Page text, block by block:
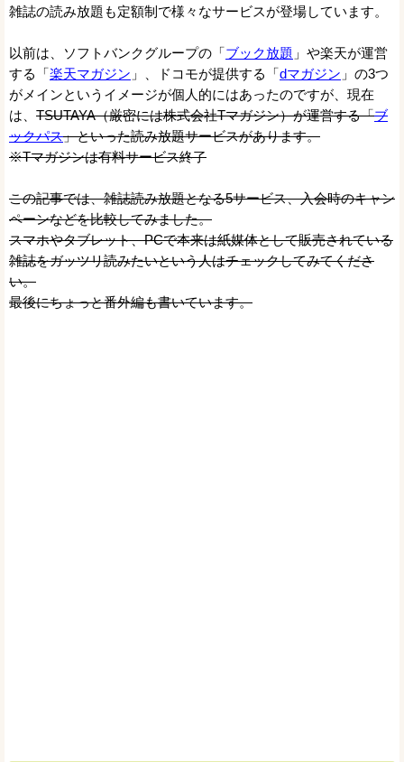
雑誌の読み放題も定額制で様々なサービスが登場しています。
以前は、ソフトバンクグループの「ブック放題 」や楽天が運営
する「楽天マガジン 」、ドコモが提供する「dマガジン 」の3つ
がメインというイメージが個人的にはあったのですが、現在
は、 TSUTAYA（厳密には株式会社Tマガジン）が運営する「ブ
ックパス」といった読み放題サービスがあります。
※Tマガジンは有料サービス終了
この記事では、雑誌読み放題となる5サービス、入会時のキャン
ペーンなどを比較してみました。
スマホやタブレット、PCで本来は紙媒体として販売されている
雑誌をガッツリ読みたいという人はチェックしてみてくださ
い。
最後にちょっと番外編も書いています。